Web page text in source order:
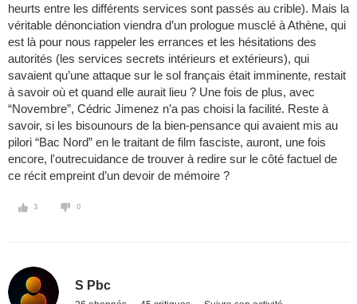
heurts entre les différents services sont passés au crible). Mais la
véritable dénonciation viendra d’un prologue musclé à Athène, qui
est là pour nous rappeler les errances et les hésitations des
autorités (les services secrets intérieurs et extérieurs), qui
savaient qu’une attaque sur le sol français était imminente, restait
à savoir où et quand elle aurait lieu ? Une fois de plus, avec
“Novembre”, Cédric Jimenez n’a pas choisi la facilité. Reste à
savoir, si les bisounours de la bien-pensance qui avaient mis au
pilori “Bac Nord” en le traitant de film fasciste, auront, une fois
encore, l'outrecuidance de trouver à redire sur le côté factuel de
ce récit empreint d’un devoir de mémoire ?
3 0
S Pbc